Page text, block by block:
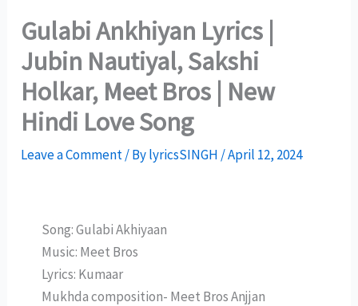
Gulabi Ankhiyan Lyrics |
Jubin Nautiyal, Sakshi
Holkar, Meet Bros | New
Hindi Love Song
Leave a Comment/ BylyricsSINGH /April 12, 2024
Song: Gulabi Akhiyaan
Music: Meet Bros
Lyrics: Kumaar
Mukhda composition- Meet Bros Anjjan